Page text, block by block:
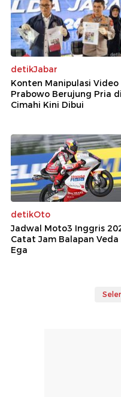
detikJabar
Konten Manipulasi Video
Prabowo Berujung Pria di
Cimahi Kini Dibui
detikOto
Jadwal Moto3 Inggris
Catat Jam Balapan Veda
Ega